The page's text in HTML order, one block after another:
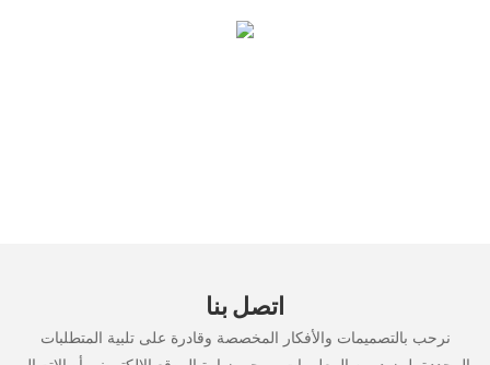
اتصل بنا
نرحب بالتصميمات والأفكار المخصصة وقادرة على تلبية المتطلبات